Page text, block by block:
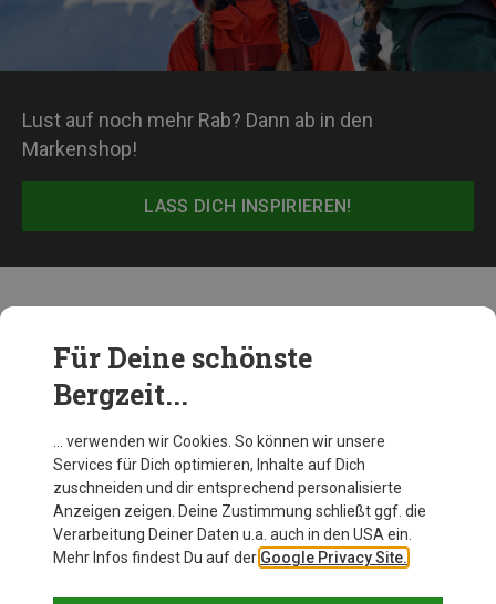
Lust auf noch mehr Rab? Dann ab in den
Markenshop!
LASS DICH INSPIRIEREN!
Für Deine schönste
Bergzeit...
… verwenden wir Cookies. So können wir unsere
Services für Dich optimieren, Inhalte auf Dich
zuschneiden und dir entsprechend personalisierte
Anzeigen zeigen. Deine Zustimmung schließt ggf. die
Verarbeitung Deiner Daten u.a. auch in den USA ein.
Mehr Infos findest Du auf der Google Privacy Site.